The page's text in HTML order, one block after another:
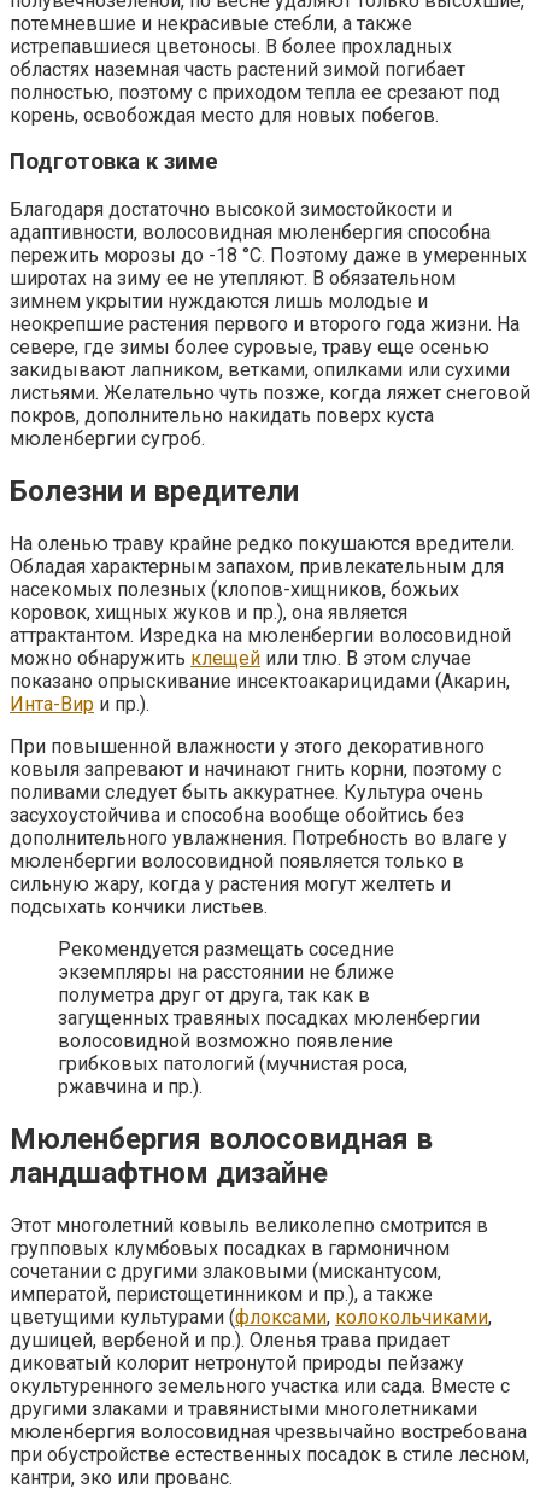
потемневшие и некрасивые стебли, а также
истрепавшиеся цветоносы. В более прохладных
областях наземная часть растений зимой погибает
полностью, поэтому с приходом тепла ее срезают под
корень, освобождая место для новых побегов.
Подготовка к зиме
Благодаря достаточно высокой зимостойкости и
адаптивности, волосовидная мюленбергия способна
пережить морозы до -18 °C. Поэтому даже в умеренных
широтах на зиму ее не утепляют. В обязательном
зимнем укрытии нуждаются лишь молодые и
неокрепшие растения первого и второго года жизни. На
севере, где зимы более суровые, траву еще осенью
закидывают лапником, ветками, опилками или сухими
листьями. Желательно чуть позже, когда ляжет снеговой
покров, дополнительно накидать поверх куста
мюленбергии сугроб.
Болезни и вредители
На оленью траву крайне редко покушаются вредители.
Обладая характерным запахом, привлекательным для
насекомых полезных (клопов-хищников, божьих
коровок, хищных жуков и пр.), она является
аттрактантом. Изредка на мюленбергии волосовидной
можно обнаружить клещей или тлю. В этом случае
показано опрыскивание инсектоакарицидами (Акарин,
Инта-Вир и пр.).
При повышенной влажности у этого декоративного
ковыля запревают и начинают гнить корни, поэтому с
поливами следует быть аккуратнее. Культура очень
засухоустойчива и способна вообще обойтись без
дополнительного увлажнения. Потребность во влаге у
мюленбергии волосовидной появляется только в
сильную жару, когда у растения могут желтеть и
подсыхать кончики листьев.
Рекомендуется размещать соседние
экземпляры на расстоянии не ближе
полуметра друг от друга, так как в
загущенных травяных посадках мюленбергии
волосовидной возможно появление
грибковых патологий (мучнистая роса,
ржавчина и пр.).
Мюленбергия волосовидная в
ландшафтном дизайне
Этот многолетний ковыль великолепно смотрится в
групповых клумбовых посадках в гармоничном
сочетании с другими злаковыми (мискантусом,
императой, перистощетинником и пр.), а также
цветущими культурами (флоксами, колокольчиками,
душицей, вербеной и пр.). Оленья трава придает
диковатый колорит нетронутой природы пейзажу
окультуренного земельного участка или сада. Вместе с
другими злаками и травянистыми многолетниками
мюленбергия волосовидная чрезвычайно востребована
при обустройстве естественных посадок в стиле лесном,
кантри, эко или прованс.